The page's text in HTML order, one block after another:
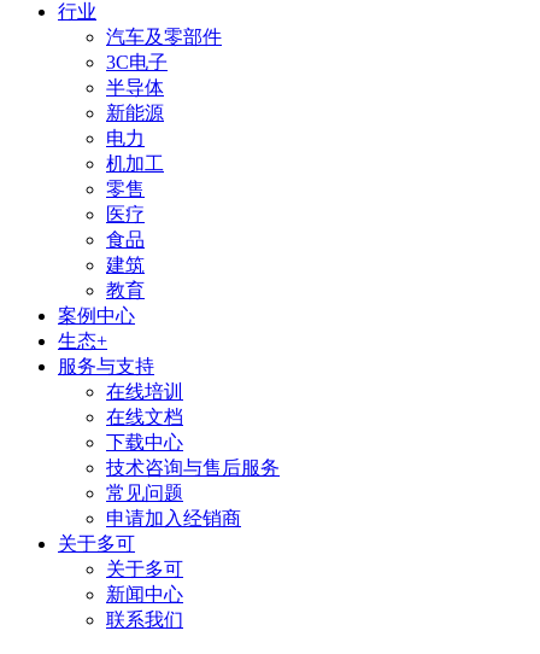
行业
汽车及零部件
3C电子
半导体
新能源
电力
机加工
零售
医疗
食品
建筑
教育
案例中心
生态+
服务与支持
在线培训
在线文档
下载中心
技术咨询与售后服务
常见问题
申请加入经销商
关于多可
关于多可
新闻中心
联系我们